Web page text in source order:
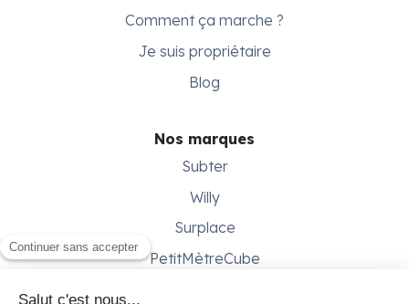
Comment ça marche ?
Je suis propriétaire
Blog
Nos marques
Subter
Willy
Surplace
PetitMètreCube